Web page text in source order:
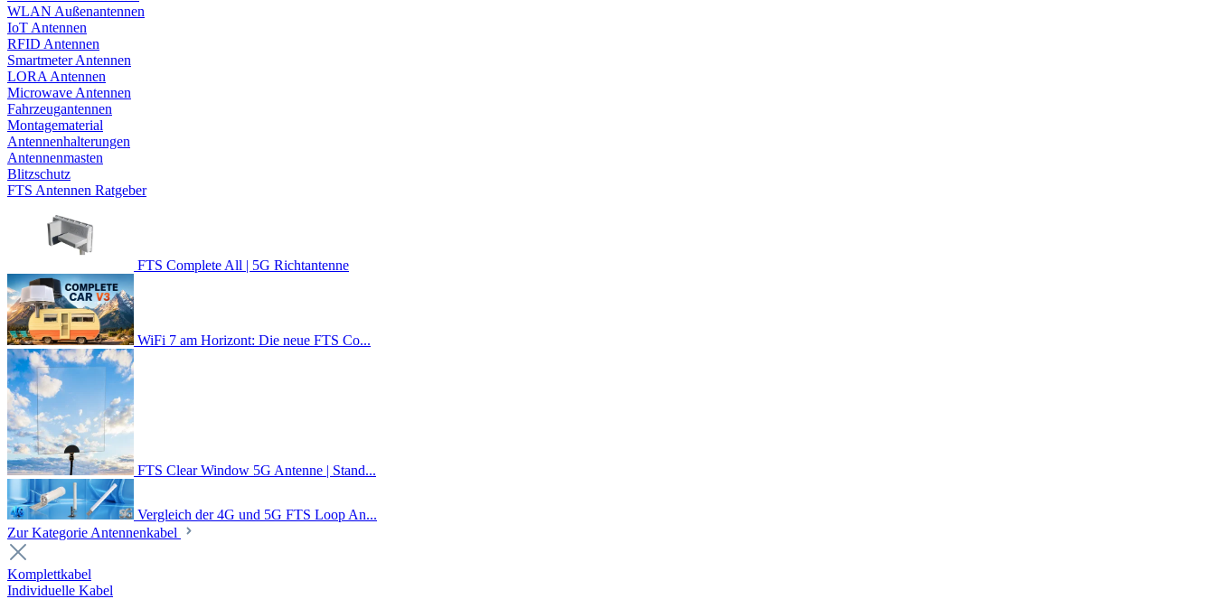
WLAN Außenantennen
IoT Antennen
RFID Antennen
Smartmeter Antennen
LORA Antennen
Microwave Antennen
Fahrzeugantennen
Montagematerial
Antennenhalterungen
Antennenmasten
Blitzschutz
FTS Antennen Ratgeber
FTS Complete All | 5G Richtantenne
WiFi 7 am Horizont: Die neue FTS Co...
FTS Clear Window 5G Antenne | Stand...
Vergleich der 4G und 5G FTS Loop An...
Zur Kategorie Antennenkabel
Komplettkabel
Individuelle Kabel